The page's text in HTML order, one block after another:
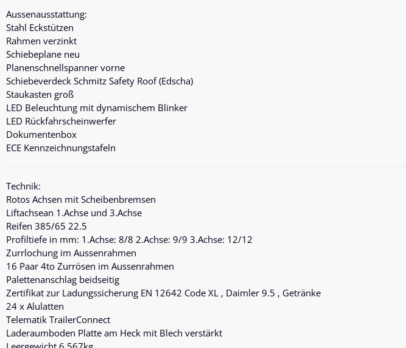
Aussenausstattung:
Stahl Eckstützen
Rahmen verzinkt
Schiebeplane neu
Planenschnellspanner vorne
Schiebeverdeck Schmitz Safety Roof (Edscha)
Staukasten groß
LED Beleuchtung mit dynamischem Blinker
LED Rückfahrscheinwerfer
Dokumentenbox
ECE Kennzeichnungstafeln
Technik:
Rotos Achsen mit Scheibenbremsen
Liftachsean 1.Achse und 3.Achse
Reifen 385/65 22.5
Profiltiefe in mm: 1.Achse: 8/8 2.Achse: 9/9 3.Achse: 12/12
Zurrlochung im Aussenrahmen
16 Paar 4to Zurrösen im Aussenrahmen
Palettenanschlag beidseitig
Zertifikat zur Ladungssicherung EN 12642 Code XL , Daimler 9.5 , Getränke
24 x Alulatten
Telematik TrailerConnect
Laderaumboden Platte am Heck mit Blech verstärkt